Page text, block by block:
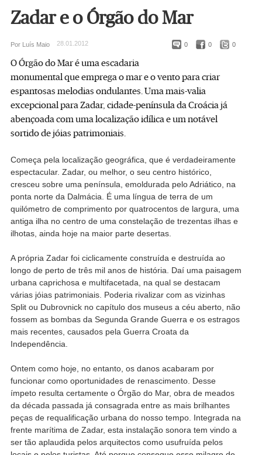
Zadar e o Órgão do Mar
0 0 0
Por Luís Maio 28.01.2012
O Órgão do Mar é uma escadaria
monumental que emprega o mar e o vento para criar
espantosas melodias ondulantes. Uma mais-valia
excepcional para Zadar, cidade-península da Croácia já
abençoada com uma localização idílica e um notável
sortido de jóias patrimoniais.
Começa pela localização geográfica, que é verdadeiramente
espectacular. Zadar, ou melhor, o seu centro histórico,
cresceu sobre uma península, emoldurada pelo Adriático, na
ponta norte da Dalmácia. É uma língua de terra de um
quilómetro de comprimento por quatrocentos de largura, uma
antiga ilha no centro de uma constelação de trezentas ilhas e
ilhotas, ainda hoje na maior parte desertas.
A própria Zadar foi ciclicamente construída e destruída ao
longo de perto de três mil anos de história. Daí uma paisagem
urbana caprichosa e multifacetada, na qual se destacam
várias jóias patrimoniais. Poderia rivalizar com as vizinhas
Split ou Dubrovnick no capítulo dos museus a céu aberto, não
fossem as bombas da Segunda Grande Guerra e os estragos
mais recentes, causados pela Guerra Croata da
Independência.
Ontem como hoje, no entanto, os danos acabaram por
funcionar como oportunidades de renascimento. Desse
ímpeto resulta certamente o Órgão do Mar, obra de meados
da década passada já consagrada entre as mais brilhantes
peças de requalificação urbana do nosso tempo. Integrada na
frente marítima de Zadar, esta instalação sonora tem vindo a
ser tão aplaudida pelos arquitectos como usufruída pelos